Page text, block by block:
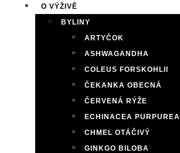
O VÝŽIVĚ
BYLINY
ARTYČOK
ASHWAGANDHA
COLEUS FORSKOHLII
ČEKANKA OBECNÁ
ČERVENÁ RÝŽE
ECHINACEA PURPUREA
CHMEL OTÁČIVÝ
GINKGO BILOBA